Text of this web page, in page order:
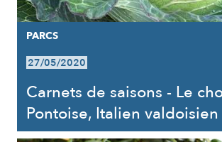
PARCS
27/05/2020
Carnets de saisons - Le
Pontoise, Italien valdoisien